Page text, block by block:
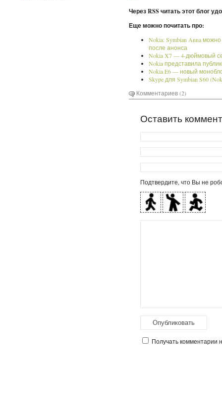
Через RSS читать этот блог
Еще можно почитать про:
Nokia: Symbian Anna
после анонса
Nokia X7 — 4-дюймовый
Nokia представила
Nokia E6 — новый
Skype для Symbian S60
Комментариев (2)
Оставить
Подтвердите, что Вы не
Получать комментарии